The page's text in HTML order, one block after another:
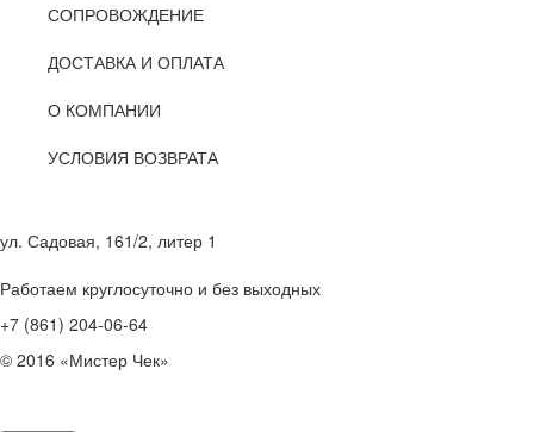
СОПРОВОЖДЕНИЕ
ДОСТАВКА И ОПЛАТА
О КОМПАНИИ
УСЛОВИЯ ВОЗВРАТА
ул. Садовая, 161/2, литер 1
Работаем круглосуточно и без выходных
+7 (861) 204-06-64
© 2016 «Мистер Чек»